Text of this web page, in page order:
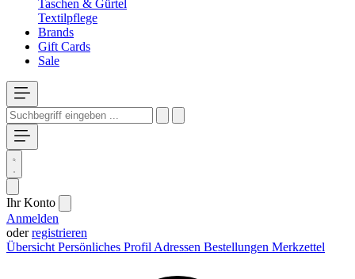
Taschen & Gürtel
Textilpflege
Brands
Gift Cards
Sale
Ihr Konto
Anmelden
oderregistrieren
Übersicht Persönliches Profil Adressen Bestellungen Merkzettel